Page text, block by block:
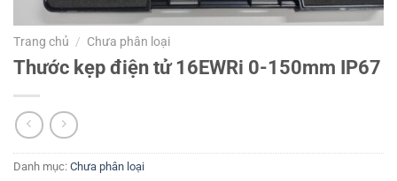
Trang chủ / Chưa phân loại
Thước kẹp điện tử 16EWRi 0-150mm IP67
Danh mục: Chưa phân loại